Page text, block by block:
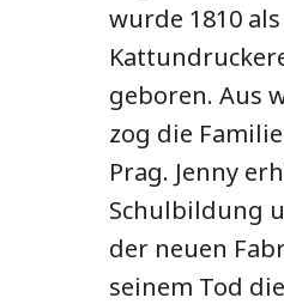
wurde 1810
geboren. Aus
zog die
Prag. Jenny
Schulbildung
der neuen
seinem Tod